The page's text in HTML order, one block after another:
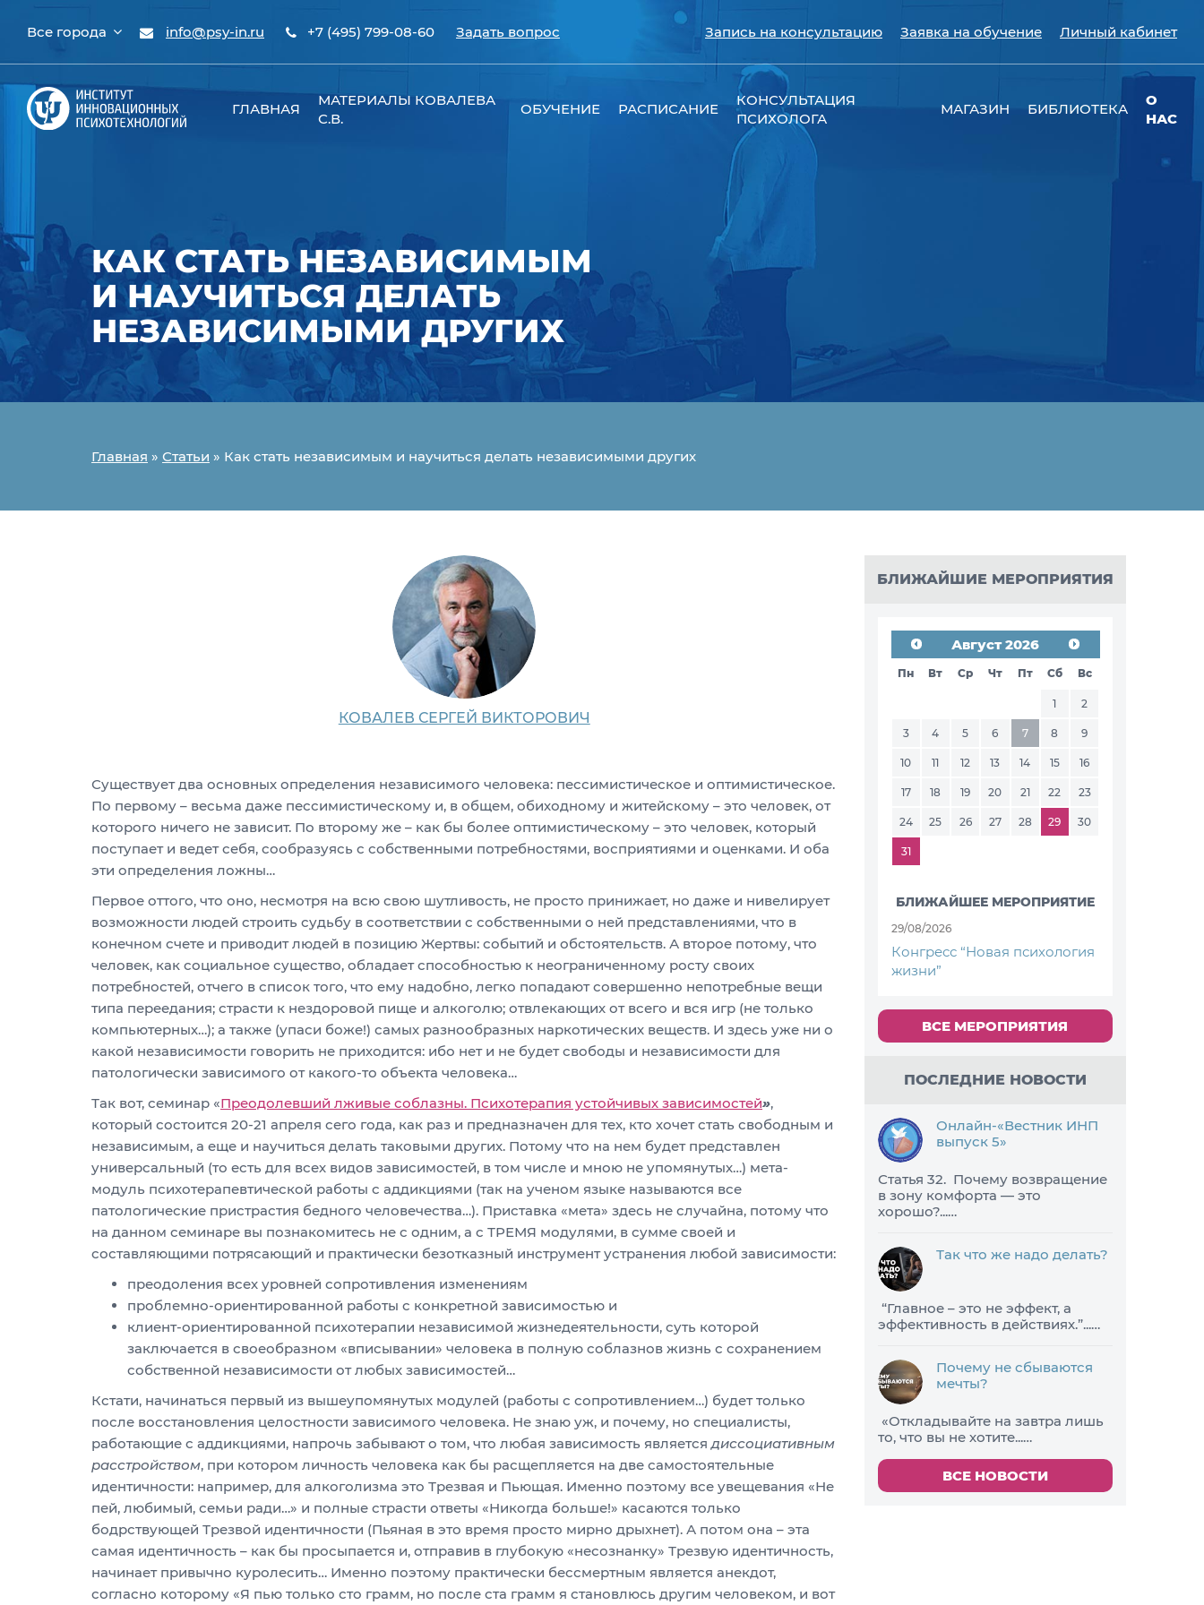
Все города info@psy-in.ru +7 (495) 799-08-60 Задать вопрос Запись на консультацию Заявка на обучение Личный кабинет
ГЛАВНАЯ
МАТЕРИАЛЫ КОВАЛЕВА
С.В.
ОБУЧЕНИЕ РАСПИСАНИЕ
КОНСУЛЬТАЦИЯ
ПСИХОЛОГА
МАГАЗИН БИБЛИОТЕКА
О
НАС
КАК СТАТЬ НЕЗАВИСИМЫМ
И НАУЧИТЬСЯ ДЕЛАТЬ
НЕЗАВИСИМЫМИ ДРУГИХ
Главная » Статьи » Как стать независимым и научиться делать независимыми других
КОВАЛЕВ СЕРГЕЙ ВИКТОРОВИЧ
Существует два основных определения независимого человека: пессимистическое и оптимистическое.
По первому – весьма даже пессимистическому и, в общем, обиходному и житейскому – это человек, от
которого ничего не зависит. По второму же – как бы более оптимистическому – это человек, который
поступает и ведет себя, сообразуясь с собственными потребностями, восприятиями и оценками. И оба
эти определения ложны…
Первое оттого, что оно, несмотря на всю свою шутливость, не просто принижает, но даже и нивелирует
возможности людей строить судьбу в соответствии с собственными о ней представлениями, что в
конечном счете и приводит людей в позицию Жертвы: событий и обстоятельств. А второе потому, что
человек, как социальное существо, обладает способностью к неограниченному росту своих
потребностей, отчего в список того, что ему надобно, легко попадают совершенно непотребные вещи
типа переедания; страсти к нездоровой пище и алкоголю; отвлекающих от всего и вся игр (не только
компьютерных…); а также (упаси боже!) самых разнообразных наркотических веществ. И здесь уже ни о
какой независимости говорить не приходится: ибо нет и не будет свободы и независимости для
патологически зависимого от какого-то объекта человека…
Так вот, семинар «Преодолевший лживые соблазны. Психотерапия устойчивых зависимостей»,
который состоится 20-21 апреля сего года, как раз и предназначен для тех, кто хочет стать свободным и
независимым, а еще и научиться делать таковыми других. Потому что на нем будет представлен
универсальный (то есть для всех видов зависимостей, в том числе и мною не упомянутых…) мета-
модуль психотерапевтической работы с аддикциями (так на ученом языке называются все
патологические пристрастия бедного человечества…). Приставка «мета» здесь не случайна, потому что
на данном семинаре вы познакомитесь не с одним, а с ТРЕМЯ модулями, в сумме своей и
составляющими потрясающий и практически безотказный инструмент устранения любой зависимости:
преодоления всех уровней сопротивления изменениям
проблемно-ориентированной работы с конкретной зависимостью и
клиент-ориентированной психотерапии независимой жизнедеятельности, суть которой
заключается в своеобразном «вписывании» человека в полную соблазнов жизнь с сохранением
собственной независимости от любых зависимостей…
Кстати, начинаться первый из вышеупомянутых модулей (работы с сопротивлением…) будет только
после восстановления целостности зависимого человека. Не знаю уж, и почему, но специалисты,
работающие с аддикциями, напрочь забывают о том, что любая зависимость являетсядиссоциативным
расстройством, при котором личность человека как бы расщепляется на две самостоятельные
идентичности: например, для алкоголизма это Трезвая и Пьющая. Именно поэтому все увещевания «Не
пей, любимый, семьи ради…» и полные страсти ответы «Никогда больше!» касаются только
бодрствующей Трезвой идентичности (Пьяная в это время просто мирно дрыхнет). А потом она – эта
самая идентичность – как бы просыпается и, отправив в глубокую «несознанку» Трезвую идентичность,
начинает привычно куролесить… Именно поэтому практически бессмертным является анекдот,
согласно которому «Я пью только сто грамм, но после ста грамм я становлюсь другим человеком, и вот
БЛИЖАЙШИЕ МЕРОПРИЯТИЯ
Август 2026
Пн Вт Ср Чт Пт Сб Вс
1 2
3 4 5 6 7 8 9
10 11 12 13 14 15 16
17 18 19 20 21 22 23
24 25 26 27 28 29 30
31
БЛИЖАЙШЕЕ МЕРОПРИЯТИЕ
29/08/2026
Конгресс “Новая психология
жизни”
ВСЕ МЕРОПРИЯТИЯ
ПОСЛЕДНИЕ НОВОСТИ
Онлайн-«Вестник ИНП
выпуск 5»
Статья 32. Почему возвращение
в зону комфорта — это
хорошо?...…
Так что же надо делать?
​“Главное – это не эффект, а
эффективность в действиях.”...…
Почему не сбываются
мечты?
«Откладывайте на завтра лишь
то, что вы не хотите...…
ВСЕ НОВОСТИ